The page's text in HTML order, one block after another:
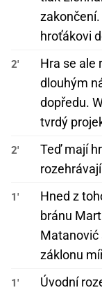
hroťákovi
2'
Hra se ale
dlouhým
dopředu.
tvrdý
2'
Teď mají
1'
Hned z
bránu
Matanović
záklonu
1'
Úvodní